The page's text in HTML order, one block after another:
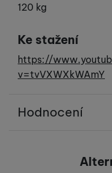
Určuje maximální
120 kg
Ke stažení
https://
v=tvVXWXkWAmY
Hodnocení